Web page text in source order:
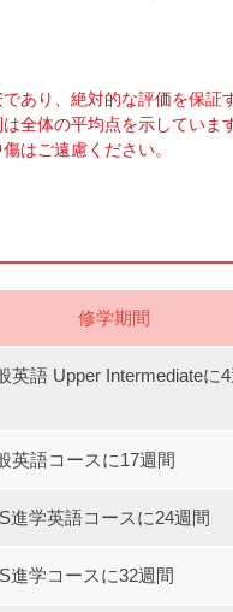
あり、絶対的な評価を保証
全体の平均点を示していま
はご遠慮ください。
修学期間
英語 Upper Intermediateに4
英語コースに17週間
進学英語コースに24週間
進学コースに32週間